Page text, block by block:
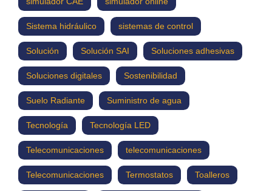
Sistema hidráulico sistemas de control
Solución Solución SAI Soluciones adhesivas
Soluciones digitales Sostenibilidad
Suelo Radiante Suministro de agua
Tecnología Tecnología LED
Telecomunicaciones telecomunicaciones
Telecomunicaciones Termostatos Toalleros